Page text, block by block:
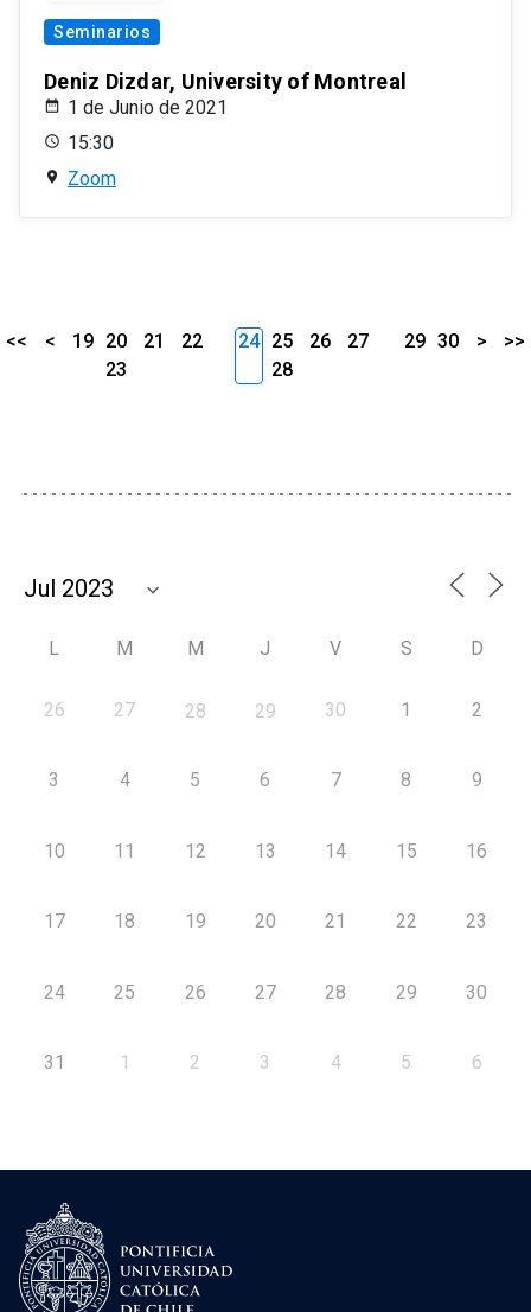
Seminarios
Deniz Dizdar, University of Montreal
1 de Junio de 2021
15:30
Zoom
<< < 19 20 21
22
23
24 25 26
27
28
29 30 > >>
L M M J V S D
26 27 28 29 30 1 2
3 4 5 6 7 8 9
10 11 12 13 14 15 16
17 18 19 20 21 22 23
24 25 26 27 28 29 30
31 1 2 3 4 5 6